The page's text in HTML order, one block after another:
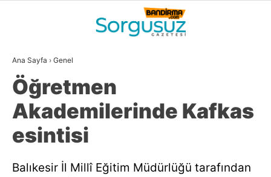
28.6
BALIKESIR
GALERİ
GÜNDEM
EKONOMİ
Ana Sayfa › Genel
Öğretmen
Akademilerinde Kafkas
esintisi
Balıkesir İl Millî Eğitim Müdürlüğü tarafından